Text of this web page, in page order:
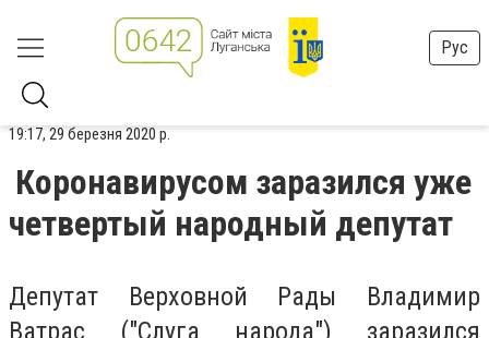
Рус
19:17, 29 березня 2020 р.
Коронавирусом заразился уже
четвертый народный депутат
Депутат Верховной Рады Владимир
Ватрас ("Слуга народа") заразился